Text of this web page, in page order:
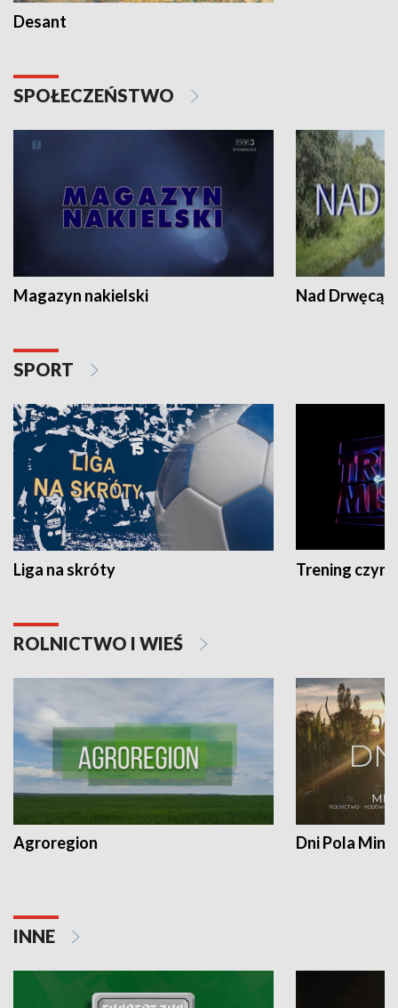
Desant
SPOŁECZEŃSTWO
Magazyn nakielski Nad Drwęcą
SPORT
Liga na skróty Trening czyni
ROLNICTWO I WIEŚ
Agroregion Dni Pola
INNE